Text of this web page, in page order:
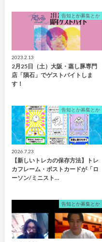
告知とか募集とか
2023.2.13
2月25日（土）大阪・蒸し豚専門
店「隕石」でゲストバイトしま
す！
告知とか募集とか
2026.7.23
【新しいトレカの保存方法】トレ
カフレーム・ポストカードが「ロ
ーソン/ミニスト…
告知とか募集とか